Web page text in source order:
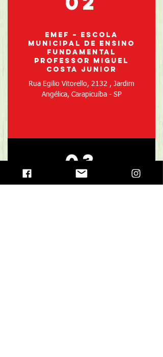
EMEF – Escola
Municipal de Ensino
Fundamental
Professor Miguel
Costa Junior
Rua Egilio Vitorello, 2132 , Jardim
Angélica, Carapicuíba - SP
03